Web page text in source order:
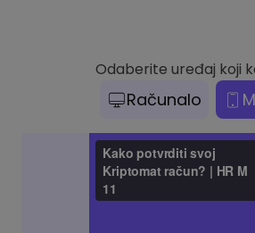
Odaberite uređaj koji
Računalo